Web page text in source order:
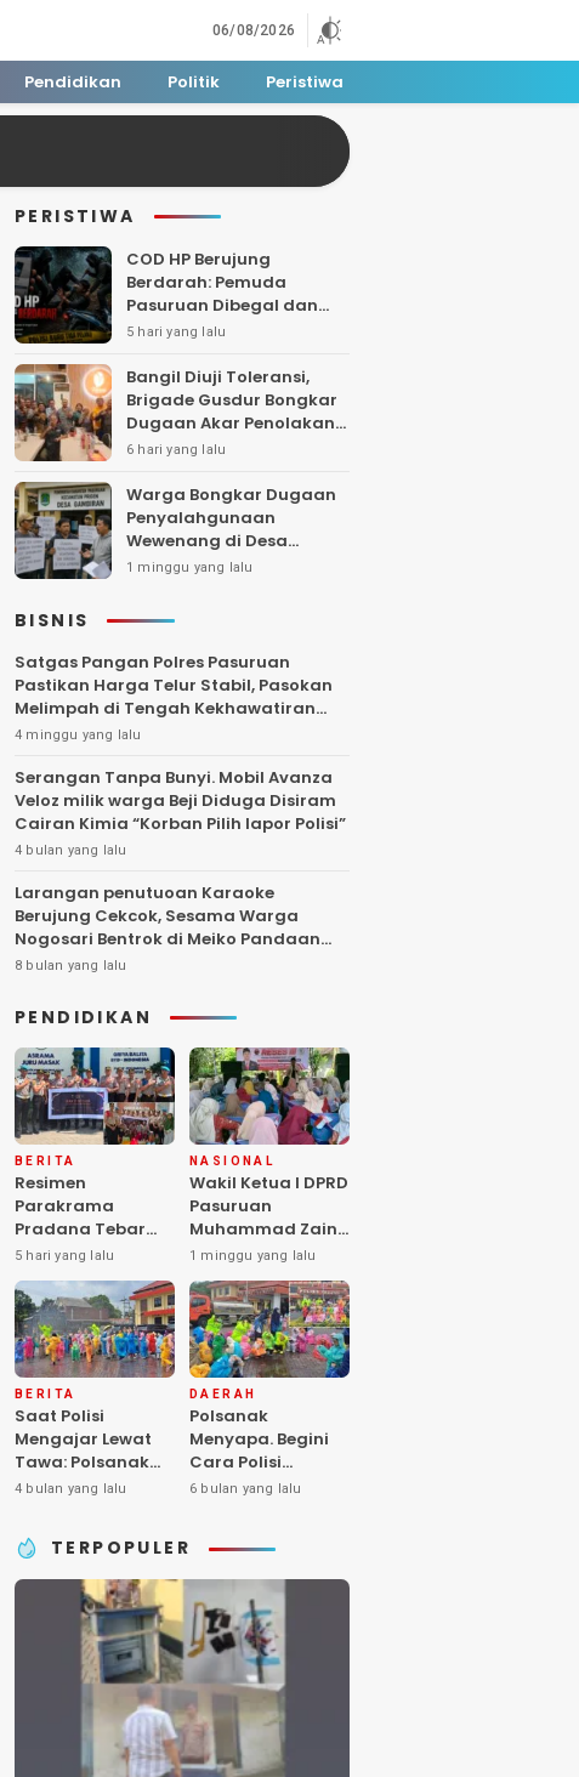
06/08/2026
Pendidikan Politik Peristiwa
PERISTIWA
COD HP Berujung
Berdarah: Pemuda
Pasuruan Dibegal dan
Dibacok di Tengah Hutan
5 hari yang lalu
Bangil Diuji Toleransi,
Brigade Gusdur Bongkar
Dugaan Akar Penolakan
Tempat Ibadah
6 hari yang lalu
Warga Bongkar Dugaan
Penyalahgunaan
Wewenang di Desa
Gambiran, Isu Narkoba
1 minggu yang lalu
BISNIS
Satgas Pangan Polres Pasuruan
Pastikan Harga Telur Stabil, Pasokan
Melimpah di Tengah Kekhawatiran
Fluktuasi
4 minggu yang lalu
Serangan Tanpa Bunyi. Mobil Avanza
Veloz milik warga Beji Diduga Disiram
Cairan Kimia “Korban Pilih lapor Polisi”
4 bulan yang lalu
Larangan penutuoan Karaoke
Berujung Cekcok, Sesama Warga
Nogosari Bentrok di Meiko Pandaan
Hingga Larut Malam
8 bulan yang lalu
PENDIDIKAN
BERITA
Resimen
Parakrama
Pradana Tebar
Kepedulian di
Panti Asuhan
Griya Balita SYD,
Peluk Hangat
Balita Terlantar
“POLRI Hadir
Dengan Hati”
5 hari yang lalu
NASIONAL
Wakil Ketua I DPRD
Pasuruan
Muhammad Zaini
Soroti Krisis
Fasilitas Sekolah
di Tengah Efisiensi
Anggaran
1 minggu yang lalu
BERITA
Saat Polisi
Mengajar Lewat
Tawa: Polsanak
Pasuruan Sentuh
Sejak Dini
4 bulan yang lalu
DAERAH
Polsanak
Menyapa. Begini
Cara Polisi
Mendekatkan
Sejak Usia Dini
6 bulan yang lalu
TERPOPULER